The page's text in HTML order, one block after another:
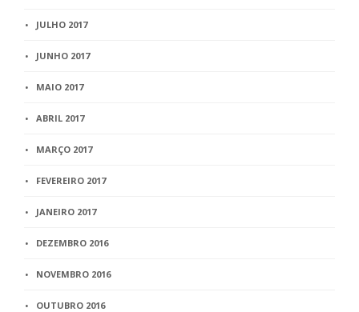
JULHO 2017
JUNHO 2017
MAIO 2017
ABRIL 2017
MARÇO 2017
FEVEREIRO 2017
JANEIRO 2017
DEZEMBRO 2016
NOVEMBRO 2016
OUTUBRO 2016